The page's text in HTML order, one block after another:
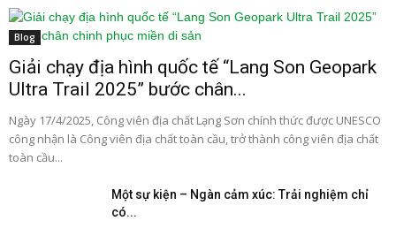
Blog
Giải chạy địa hình quốc tế “Lang Son Geopark
Ultra Trail 2025” bước chân...
Ngày 17/4/2025, Công viên địa chất Lạng Sơn chính thức được UNESCO
công nhận là Công viên địa chất toàn cầu, trở thành công viên địa chất
toàn cầu...
Một sự kiện – Ngàn cảm xúc: Trải nghiệm chỉ
có...